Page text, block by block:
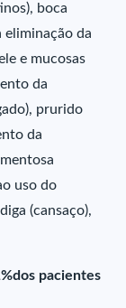
boca
eliminação da
e mucosas
da
prurido
da
uso do
(cansaço),
pacientes